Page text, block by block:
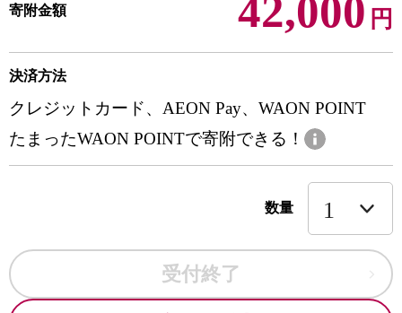
寄附金額 42,000 円
決済方法
クレジットカード、AEON Pay、WAON POINT
たまったWAON POINTで寄附できる！
数量
受付終了